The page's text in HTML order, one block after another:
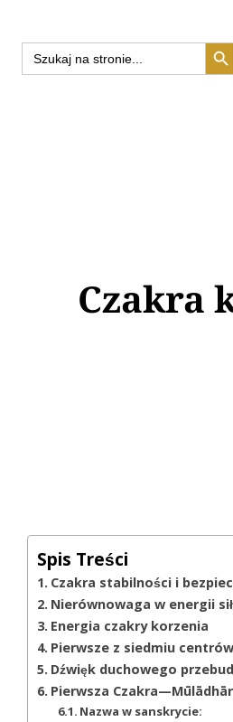
Search
for:
Search
Czakra
Spis Treści
Czakra stabilności i
Nierównowaga w energii
Energia czakry korzenia
Pierwsze z siedmiu
Dźwięk duchowego
Pierwsza
Nazwa w sanskrycie: